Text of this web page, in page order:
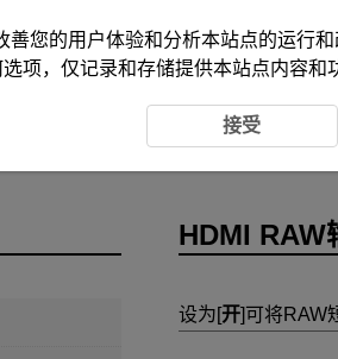
HDMI RAW
设为[开]可将RAW
您的用户体验和分析本站点的运行
选项，仅记录和存储提供本站点内容和
接受